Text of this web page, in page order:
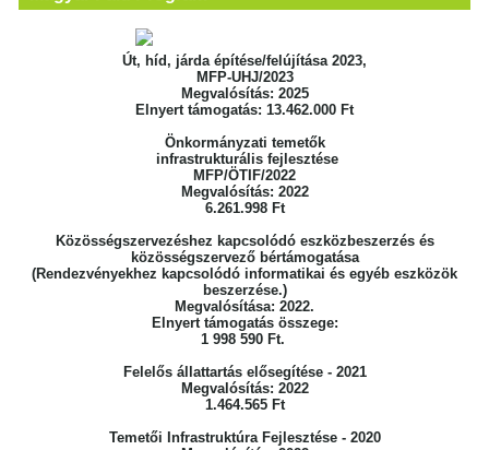
Út, híd, járda építése/felújítása 2023,
MFP-UHJ/2023
Megvalósítás: 2025
Elnyert támogatás: 13.462.000 Ft
Önkormányzati temetők
infrastrukturális fejlesztése
MFP/ÖTIF/2022
Megvalósítás: 2022
6.261.998 Ft
Közösségszervezéshez kapcsolódó eszközbeszerzés és
közösségszervező bértámogatása
(Rendezvényekhez kapcsolódó informatikai és egyéb eszközök
beszerzése.)
Megvalósítása: 2022.
Elnyert támogatás összege:
1 998 590 Ft.
Felelős állattartás elősegítése - 2021
Megvalósítás: 2022
1.464.565 Ft
Temetői Infrastruktúra Fejlesztése - 2020